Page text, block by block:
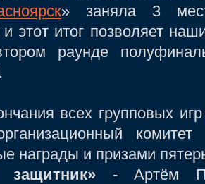
» заняла 3
и этот итог позволяет
раунде
всех групповых игр
награды и призами
- Артём